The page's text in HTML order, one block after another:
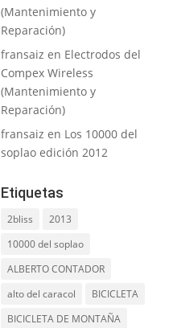
(Mantenimiento y
Reparación)
fransaiz en Electrodos del
Compex Wireless
(Mantenimiento y
Reparación)
fransaiz en Los 10000 del
soplao edición 2012
Etiquetas
2bliss
2013
10000 del soplao
ALBERTO CONTADOR
alto del caracol
BICICLETA
BICICLETA DE MONTAÑA